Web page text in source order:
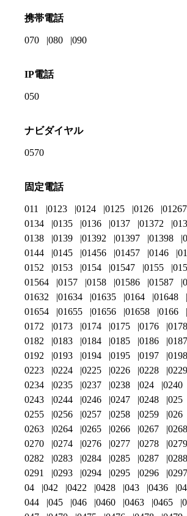
携帯電話
070 080 090
IP電話
050
ナビダイヤル
0570
固定電話
011 0123 0124 0125 0126 01267
0134
0135 0136 0137 01372
0138
0139 01392 01397 01398
0144
0145 01456 01457 0146
0152
0153 0154 01547 0155
01564
0157 0158 01586 01587
01632
01634 01635 0164 01648
01654
01655 01656 01658 0166
0172
0173 0174 0175 0176 0178
0182
0183 0184 0185 0186 0187
0192
0193 0194 0195 0197 0198
0223
0224 0225 0226 0228 0229
0234
0235 0237 0238 024 0240
0243
0244 0246 0247 0248 025
0255
0256 0257 0258 0259 026
0263
0264 0265 0266 0267 0268
0270
0274 0276 0277 0278 0279
0282
0283 0284 0285 0287 0288
0291
0293 0294 0295 0296 0297
04
042 0422 0428 043 0436
044
045 046 0460 0463 0465